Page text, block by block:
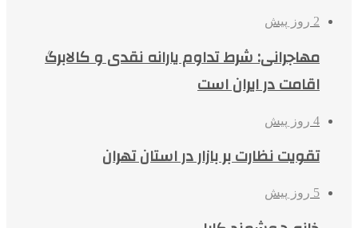
2 روز پیش
مهاجرانی: شرط تداوم یارانه نقدی و کالابرگ
اقامت در ایران است
4 روز پیش
تقویت نظارت بر بازار در استان تهران
5 روز پیش